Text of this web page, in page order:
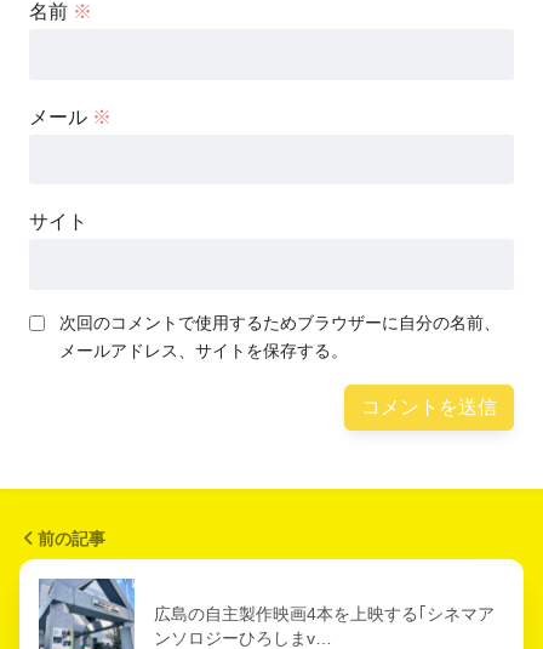
名前 ※
メール ※
サイト
次回のコメントで使用するためブラウザーに自分の名前、
メールアドレス、サイトを保存する。
前の記事
広島の自主製作映画4本を上映する｢シネマア
ンソロジーひろしまv…